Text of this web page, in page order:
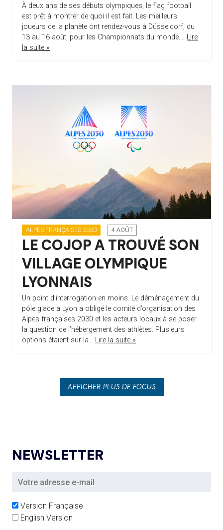
À deux ans de ses débuts olympiques, le flag football
est prêt à montrer de quoi il est fait. Les meilleurs
joueurs de la planète ont rendez-vous à Düsseldorf, du
13 au 16 août, pour les Championnats du monde.... Lire
la suite »
ALPES FRANÇAISES 2030 4 AOÛT
LE COJOP A TROUVÉ SON
VILLAGE OLYMPIQUE
LYONNAIS
Un point d’interrogation en moins. Le déménagement du
pôle glace à Lyon a obligé le comité d’organisation des
Alpes françaises 2030 et les acteurs locaux à se poser
la question de l’hébergement des athlètes. Plusieurs
options étaient sur la... Lire la suite »
AFFICHER PLUS DE FOCUS
NEWSLETTER
Version Française
English Version